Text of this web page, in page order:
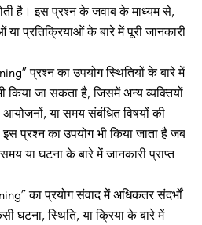
है। इस प्रश्न के जवाब के माध्यम से,
प्रतिक्रियाओं के बारे में पूरी जानकारी
प्रश्न का उपयोग स्थितियों के बारे में
किया जा सकता है, जिसमें अन्य व्यक्तियों
या समय संबंधित विषयों की
प्रश्न का उपयोग भी किया जाता है जब
या घटना के बारे में जानकारी प्राप्त
का प्रयोग संवाद में अधिकतर संदर्भों
घटना, स्थिति, या क्रिया के बारे में